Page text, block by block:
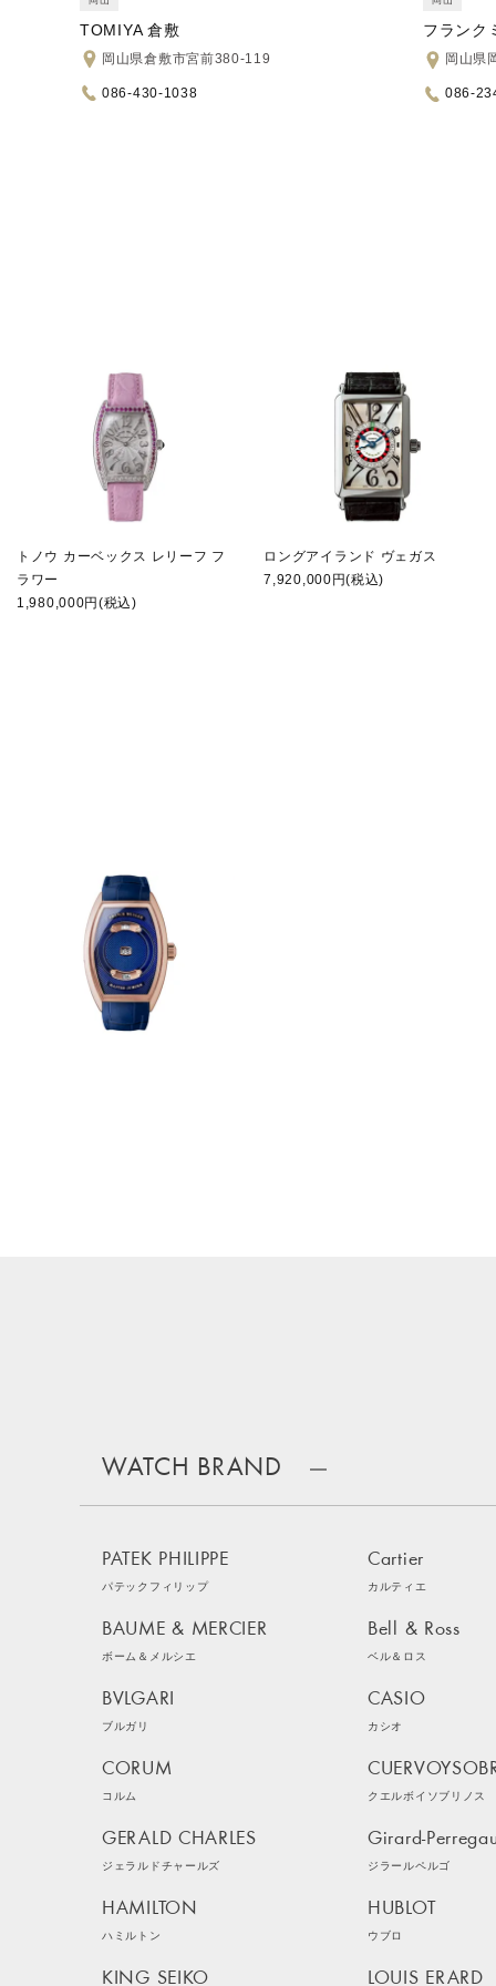
TOMIYA 倉敷
岡山県倉敷市宮前380-119
086-430-1038
フランク
岡山県
086-
トノウ カーベックス レリーフ フ
ラワー
1,980,000円(税込)
ロングアイランド ヴェガス
7,920,000円(税込)
WATCH BRAND
PATEK PHILIPPE
パテックフィリップ
Cartier
カルティエ
BAUME & MERCIER
ボーム＆メルシエ
Bell & Ross
ベル＆ロス
BVLGARI
ブルガリ
CASIO
カシオ
CORUM
コルム クエルボイソブリノス
GERALD CHARLES
ジェラルドチャールズ
Girard-
ジラールペルゴ
HAMILTON
ハミルトン
HUBLOT
ウブロ
KING SEIKO LOUIS ERARD